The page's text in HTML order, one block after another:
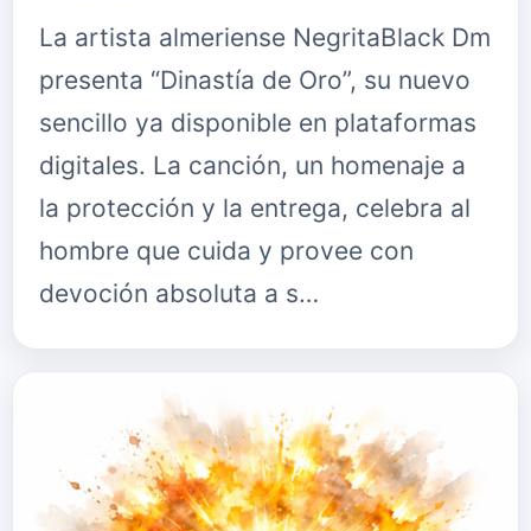
La artista almeriense NegritaBlack Dm
presenta “Dinastía de Oro”, su nuevo
sencillo ya disponible en plataformas
digitales. La canción, un homenaje a
la protección y la entrega, celebra al
hombre que cuida y provee con
devoción absoluta a s…